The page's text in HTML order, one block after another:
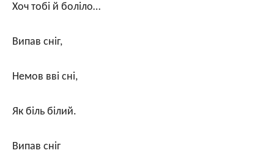
Хоч тобі й боліло…
Випав сніг,
Немов вві сні,
Як біль білий.
Випав сніг